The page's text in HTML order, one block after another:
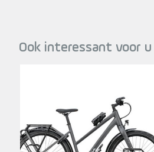
Ook interessant voor u